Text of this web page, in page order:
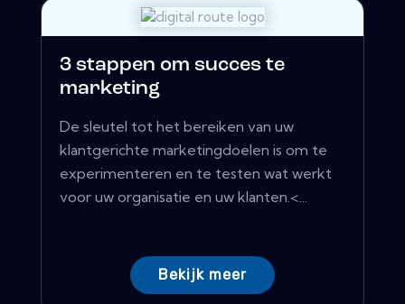
3 stappen om succes te
marketing
De sleutel tot het bereiken van uw
klantgerichte marketingdoelen is om te
experimenteren en te testen wat werkt
voor uw organisatie en uw klanten.<...
Bekijk meer